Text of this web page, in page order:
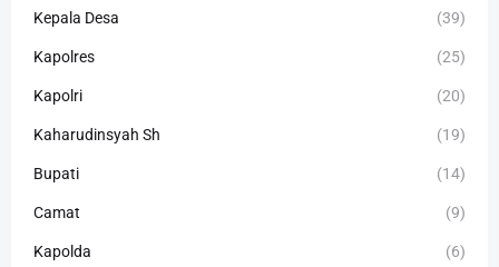
Kepala Desa (39)
Kapolres (25)
Kapolri (20)
Kaharudinsyah Sh (19)
Bupati (14)
Camat (9)
Kapolda (6)